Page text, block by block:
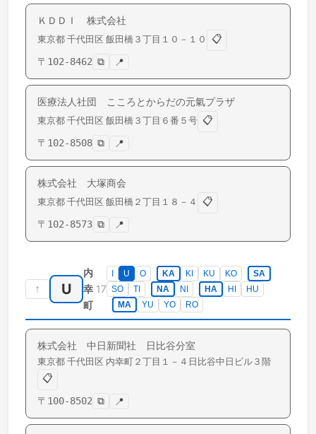
ＫＤＤＩ 株式会社
東京都 千代田区 飯田橋 ３丁目１０－１０
📋
〒 102-8462 ⧉ 📍
医療法人社団 こころとからだの元氣プラザ
東京都 千代田区 飯田橋 ３丁目６番５号 📋
〒 102-8508 ⧉ 📍
株式会社 大塚商会
東京都 千代田区 飯田橋 ２丁目１８－４
📋
〒 102-8573 ⧉ 📍
↑ U
内
幸
町
17
I U O KA KI KU KO
SA
SO
TI NA NI HA HI
HU
MA
YU YO RO
株式会社 中日新聞社 日比谷分室
東京都 千代田区 内幸町 ２丁目１－４日比谷中日ビル３階
📋
〒 100-8502 ⧉ 📍